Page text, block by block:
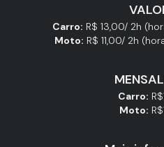
Carro: R$ 13,00/ 2h
Moto: R$ 11,00/ 2h
Carro:
Moto: